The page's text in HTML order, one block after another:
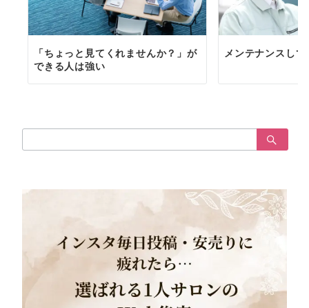
「ちょっと見てくれませんか？」が
できる人は強い
メンテナンスし
索：